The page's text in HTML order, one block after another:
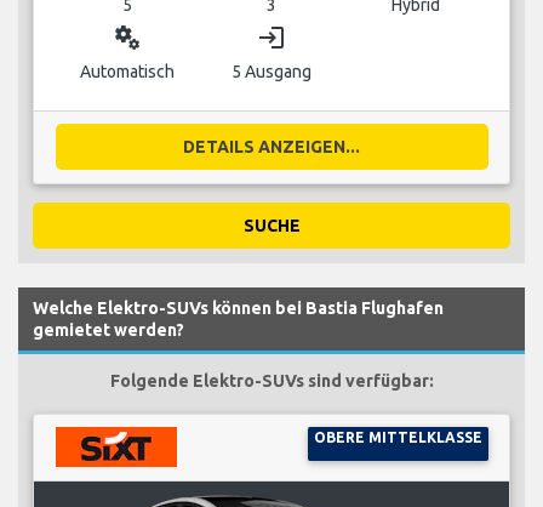
5 3 Hybrid
miscellaneous_services
Automatisch
login
5 Ausgang
DETAILS ANZEIGEN...
SUCHE
Welche Elektro-SUVs können bei Bastia Flughafen
gemietet werden?
Folgende Elektro-SUVs sind verfügbar:
OBERE MITTELKLASSE